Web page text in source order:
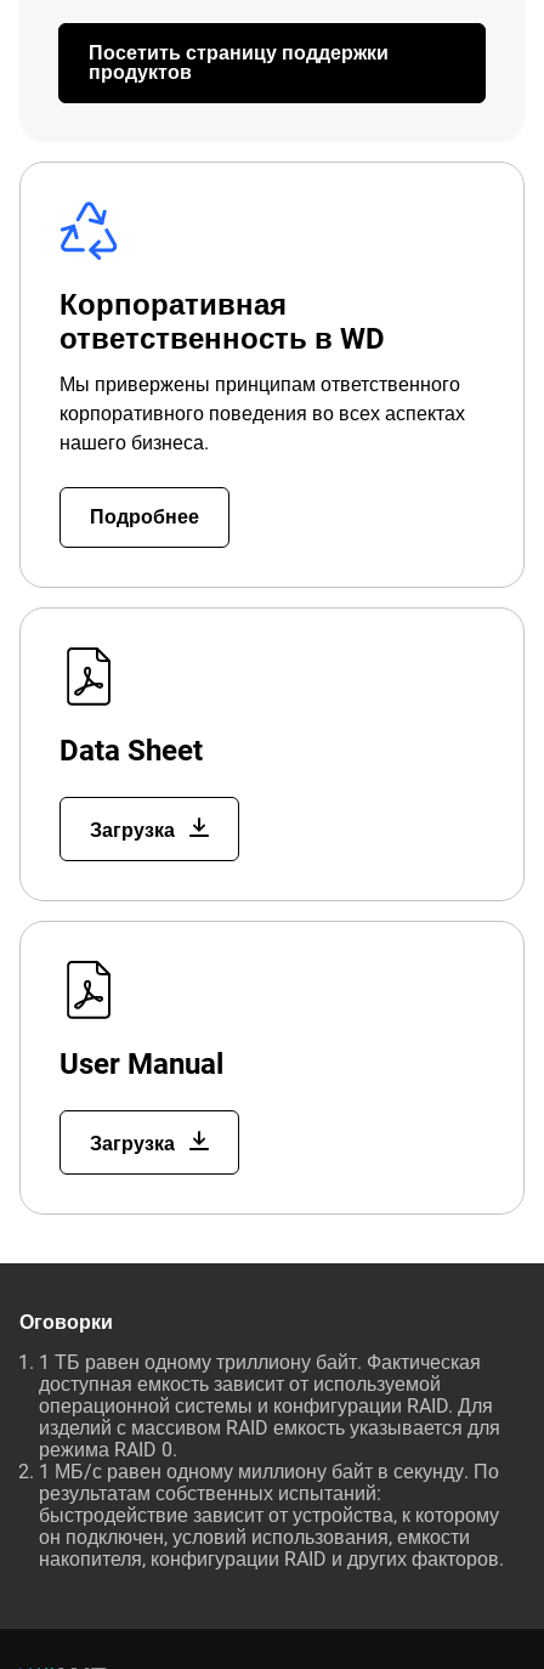
Посетить страницу поддержки
продуктов
Корпоративная
ответственность в WD
Мы привержены принципам ответственного
корпоративного поведения во всех аспектах
нашего бизнеса.
Подробнее
Data Sheet
Загрузка
User Manual
Загрузка
Оговорки
1 ТБ равен одному триллиону байт. Фактическая
доступная емкость зависит от используемой
операционной системы и конфигурации RAID. Для
изделий с массивом RAID емкость указывается для
режима RAID 0.
1 МБ/с равен одному миллиону байт в секунду. По
результатам собственных испытаний:
быстродействие зависит от устройства, к которому
он подключен, условий использования, емкости
накопителя, конфигурации RAID и других факторов.